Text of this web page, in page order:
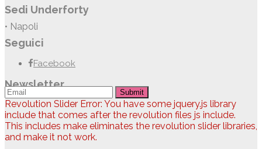
Sedi Underforty
• Napoli
Seguici
Facebook
Newsletter
Submit
Revolution Slider Error: You have some jquery.js library
include that comes after the revolution files js include.
This includes make eliminates the revolution slider libraries,
and make it not work.